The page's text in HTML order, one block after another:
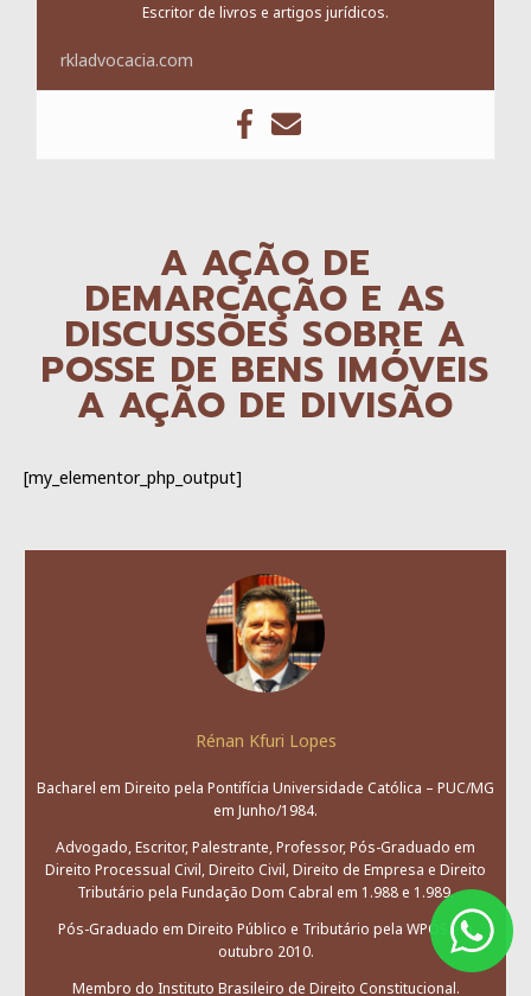
Escritor de livros e artigos jurídicos.
rkladvocacia.com
A AÇÃO DE
DEMARCAÇÃO E AS
DISCUSSÕES SOBRE A
POSSE DE BENS IMÓVEIS
A AÇÃO DE DIVISÃO
[my_elementor_php_output]
Rénan Kfuri Lopes
Bacharel em Direito pela Pontifícia Universidade Católica – PUC/MG
em Junho/1984.
Advogado, Escritor, Palestrante, Professor, Pós-Graduado em
Direito Processual Civil, Direito Civil, Direito de Empresa e Direito
Tributário pela Fundação Dom Cabral em 1.988 e 1.989.
Pós-Graduado em Direito Público e Tributário pela WPÓS em
outubro 2010.
Membro do Instituto Brasileiro de Direito Constitucional.